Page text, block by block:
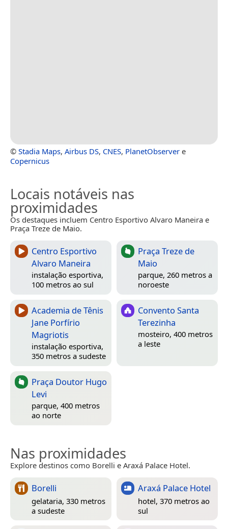
© Stadia Maps, Airbus DS, CNES, PlanetObserver e
Copernicus
Locais notáveis nas
proximidades
Os destaques incluem Centro Esportivo Alvaro Maneira e
Praça Treze de Maio.
Centro Esportivo
Alvaro Maneira
instalação esportiva,
100 metros ao sul
Praça Treze de
Maio
parque, 260 metros a
noroeste
Academia de Tênis
Jane Porfírio
Magriotis
instalação esportiva,
350 metros a sudeste
Convento Santa
Terezinha
mosteiro, 400 metros
a leste
Praça Doutor Hugo
Levi
parque, 400 metros
ao norte
Nas proximidades
Explore destinos como Borelli e Araxá Palace Hotel.
Borelli
gelataria, 330 metros
a sudeste
Araxá Palace Hotel
hotel, 370 metros ao
sul